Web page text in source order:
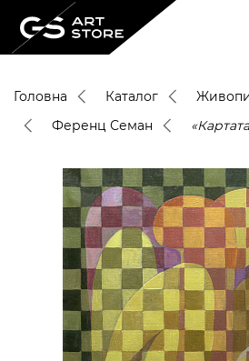
Головна Каталог
Ференц Семан